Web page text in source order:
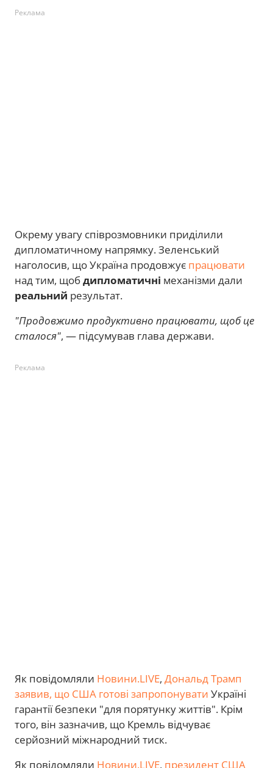
Реклама
Окрему увагу співрозмовники приділили
дипломатичному напрямку. Зеленський
наголосив, що Україна продовжує працювати
над тим, щобдипломатичні механізми дали
реальний результат.
"Продовжимо продуктивно працювати, щоб це
сталося", — підсумував глава держави.
Реклама
Як повідомляли Новини.LIVE, Дональд Трамп
заявив, що США готові запропонувати Україні
гарантії безпеки "для порятунку життів". Крім
того, він зазначив, що Кремль відчуває
серйозний міжнародний тиск.
Як повідомляли Новини.LIVE, президент США